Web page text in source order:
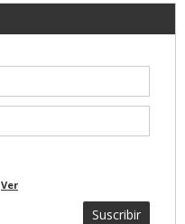
Ver
Suscribir